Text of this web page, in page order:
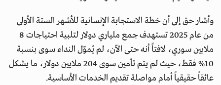
وأشار حق إلى أن خطة الاستجابة الإنسانية للأشهر الستة الأولى
من عام 2025 تستهدف جمع ملياري دولار لتلبية احتياجات 8
ملايين سوري، لافتاً أنه حتى الآن، لم يُموّل النداء سوى بنسبة
10% فقط، حيث لم يتم تأمين سوى 204 ملايين دولار، ما يشكل
عائقاً حقيقياً أمام مواصلة تقديم الخدمات الأساسية.